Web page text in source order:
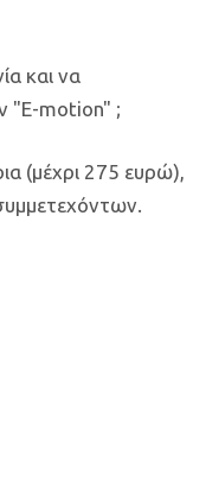
και να
"E-motion" ;
(μέχρι 275 ευρώ),